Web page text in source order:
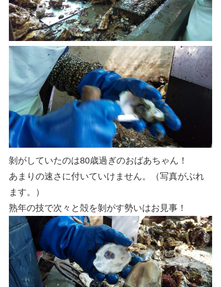
剝がしていたのは80歳過ぎのおばあちゃん！
あまりの速さに付いていけません。（写真がぶれ
ます。）
熟年の技で次々と殻を剝がす勢いはお見事！